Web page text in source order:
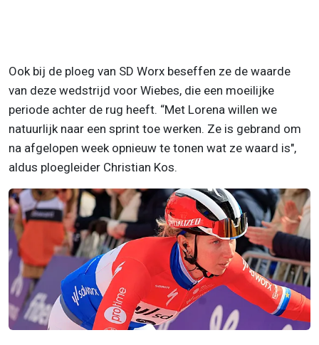
Ook bij de ploeg van SD Worx beseffen ze de waarde
van deze wedstrijd voor Wiebes, die een moeilijke
periode achter de rug heeft. “Met Lorena willen we
natuurlijk naar een sprint toe werken. Ze is gebrand om
na afgelopen week opnieuw te tonen wat ze waard is",
aldus ploegleider Christian Kos.